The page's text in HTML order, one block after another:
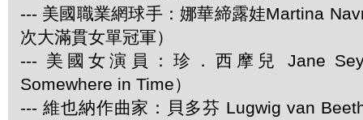
--- 美國職業網球手：娜華締露娃Martina
次大滿貫女單冠軍）
--- 美國女演員：珍．西摩兒 Jane
Somewhere in Time）
--- 維也納作曲家：貝多芬 Lugwig van